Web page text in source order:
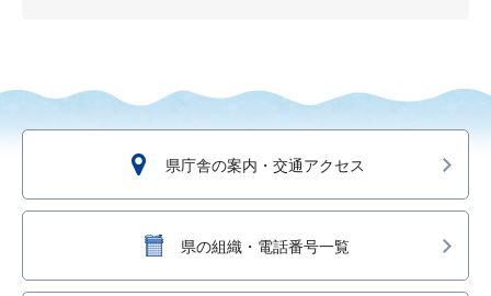
県庁舎の案内・交通アクセス
県の組織・電話番号一覧